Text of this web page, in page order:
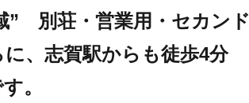
” 別荘・営業用・セカン
、志賀駅からも徒歩4分
。